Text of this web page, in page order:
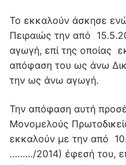
Το εκκαλούν άσκησε
Πειραιώς την από
αγωγή, επί της οποίας
απόφαση του ως άνω
την ως άνω αγωγή.
Την απόφαση αυτή
Μονομελούς
εκκαλούν με την από
………/2014) έφεσή του,